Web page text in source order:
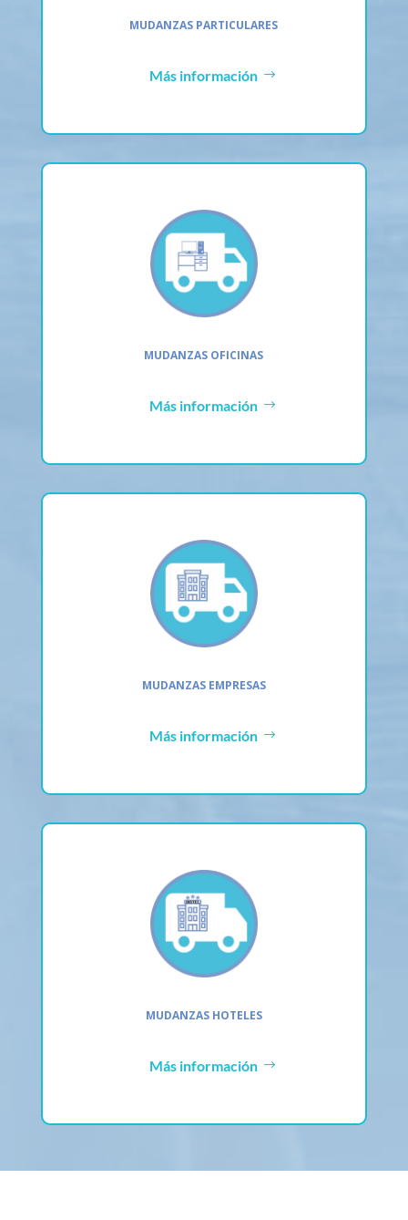
MUDANZAS PARTICULARES
Más información
MUDANZAS OFICINAS
Más información
MUDANZAS EMPRESAS
Más información
MUDANZAS HOTELES
Más información